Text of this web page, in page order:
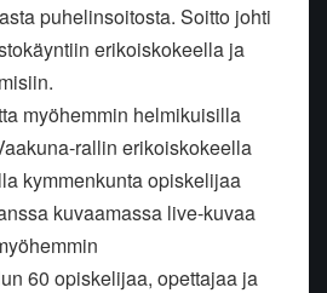
puhelinsoitosta. Soitto johti
erikoiskokeella ja
myöhemmin helmikuisilla
rallin erikoiskokeella
kymmenkunta opiskelijaa
kuvaamassa live-kuvaa
60 opiskelijaa, opettajaa ja